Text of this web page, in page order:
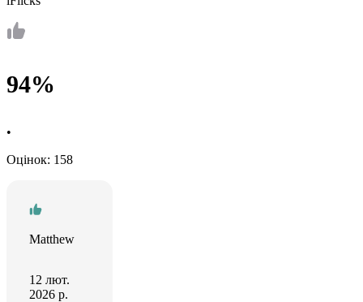
94%
•
Оцінок: 158
Matthew
12 лют.
2026 р.